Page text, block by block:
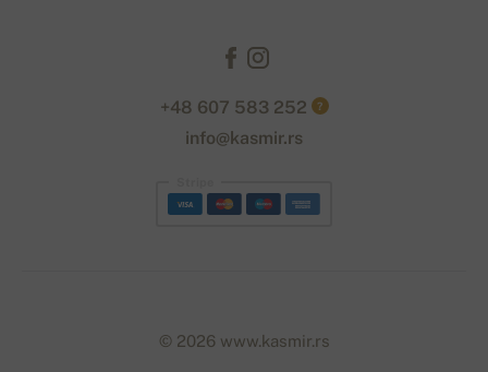
+48 607 583 252 ?
info@kasmir.rs
© 2026 www.kasmir.rs